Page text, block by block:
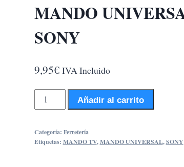
MANDO
SONY
9,95€ IVA Incluido
MANDO
UNIVERSAL
SONY
Añadir al carrito
Categoría: Ferretería
Etiquetas: MANDO TV,MANDO UNIVERSAL,SONY